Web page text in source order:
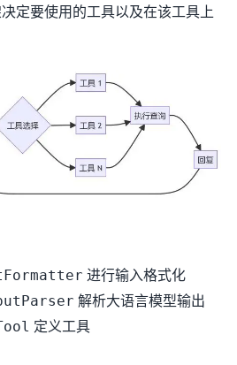
定要使用的工具以及在该工具上
进行输入格式化
解析大语言模型输出
定义工具